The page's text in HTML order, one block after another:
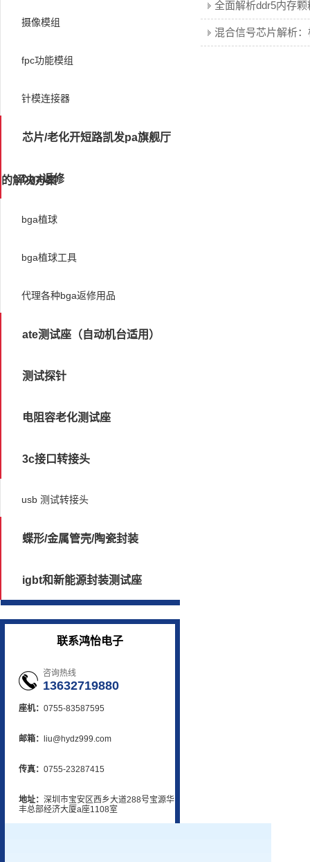
摄像模组
fpc功能模组
针模连接器
芯片/老化开短路凯发pa旗舰厅
的解决方案
bga返修
bga植球
bga植球工具
代理各种bga返修用品
ate测试座（自动机台适用）
测试探针
电阻容老化测试座
3c接口转接头
usb 测试转接头
蝶形/金属管壳/陶瓷封装
igbt和新能源封装测试座
联系鸿怡电子
咨询热线
13632719880
座机： 0755-83587595
邮箱： liu@hydz999.com
传真： 0755-23287415
地址： 深圳市宝安区西乡大道288号宝源华
丰总部经济大厦a座1108室